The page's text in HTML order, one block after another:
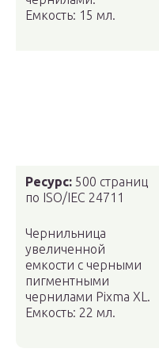
Емкость: 15 мл.
Ресурс: 500 страниц
по ISO/IEC 24711
Чернильница
увеличенной
емкости с черными
пигментными
чернилами Pixma XL.
Емкость: 22 мл.